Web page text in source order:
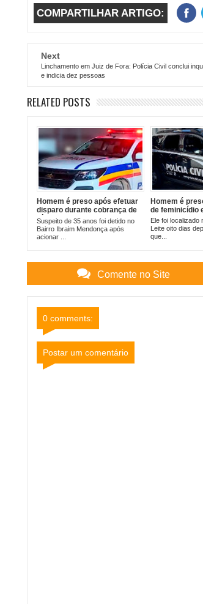
COMPARTILHAR ARTIGO:
Next
Linchamento em Juiz de Fora: Polícia Civil conclui
e indicia dez pessoas
RELATED POSTS
Homem é preso após efetuar
disparo durante cobrança de
dívida em Cataguases
Suspeito de 35 anos foi detido no
Bairro Ibraim Mendonça após
acionar ...
Homem é
de feminicídio
Ele foi localizado
Leite oito dias
que...
Comente no Site
0 comments:
Postar um comentário